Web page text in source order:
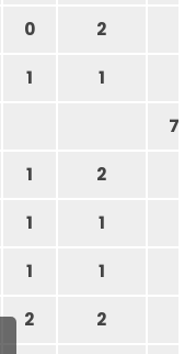
0 2
1 1
7
1 2
1 1
1 1
2 2